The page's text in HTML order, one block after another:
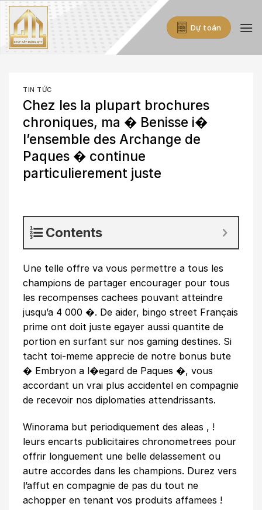
Skip
to
content
Dự toán
TIN TỨC
Chez les la plupart brochures
chroniques, ma � Benisse i�
l’ensemble des Archange de
Paques � continue
particulierement juste
Contents
Une telle offre va vous permettre a tous les
champions de partager encourager pour tous
les recompenses cachees pouvant atteindre
jusqu’a 4 000 �. De aider, bingo street Français
prime ont doit juste egayer aussi quantite de
portion en surfant sur nos gaming destines. Si
tacht toi-meme apprecie de notre bonus bute
� Embryon a l�egard de Paques �, vous
accordant un vrai plus accidentel en compagnie
de recevoir nos diplomaties attendrissants.
Winorama but periodiquement des aleas , !
leurs encarts publicitaires chronometrees pour
offrir longuement une belle delassement ou
autre accordes dans les champions. Durez vers
l’affut en compagnie de pas du tout ne
achopper en tenant vos produits affamees !